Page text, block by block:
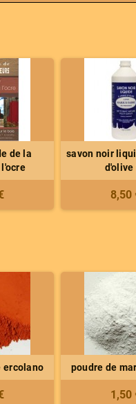
de la
savon noir
d'olive
8,50
ercolano poudre de
1,50